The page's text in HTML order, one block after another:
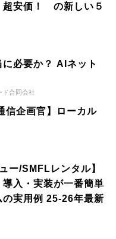
超安価！ の新しい５
必要か？ AIネット
ド合同会社
信企画官】ローカル
ー/SMFLレンタル】
入・実装が一番簡単
実用例 25-26年最新